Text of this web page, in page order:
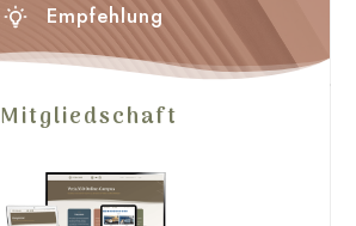
Empfehlung
Mitgliedschaft